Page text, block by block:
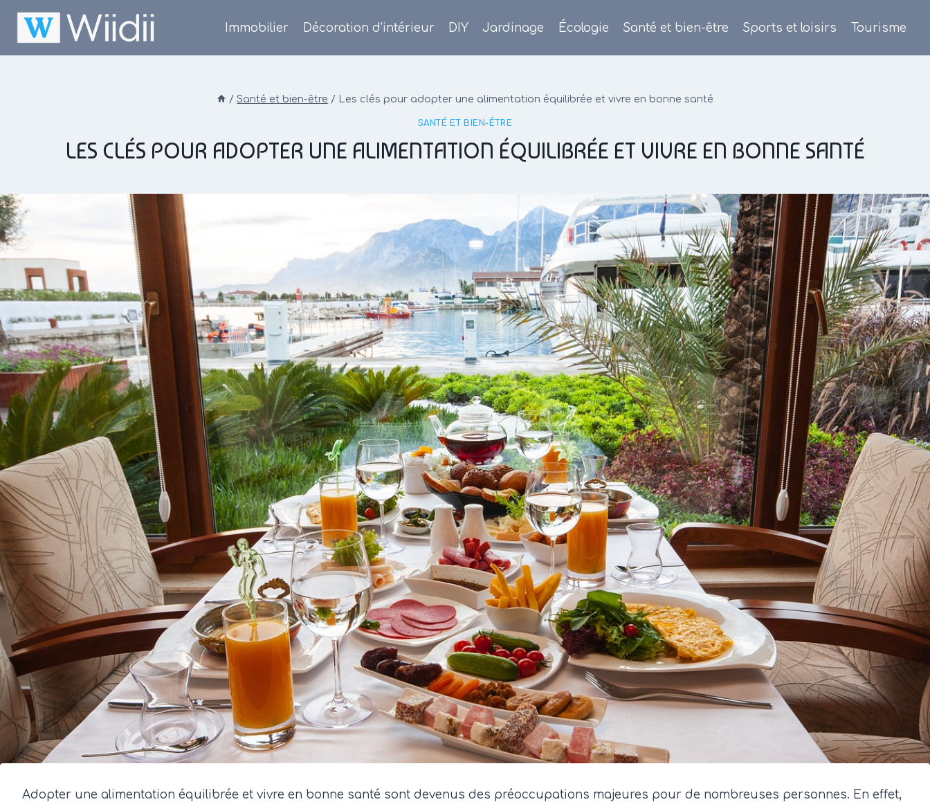
content
Immobilier Décoration d’intérieur DIY Jardinage Écologie Santé et bien-être Sports et loisirs Tourisme
/ Santé et bien-être / Les clés pour adopter une alimentation équilibrée et vivre en bonne santé
SANTÉ ET BIEN-ÊTRE
LES CLÉS POUR ADOPTER UNE ALIMENTATION ÉQUILIBRÉE ET VIVRE EN BONNE SANTÉ
Adopter une alimentation équilibrée et vivre en bonne santé sont devenus des préoccupations majeures pour de nombreuses personnes. En effet,